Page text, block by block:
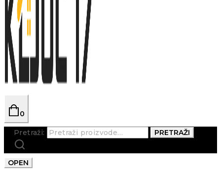
0
Pretraži: PRETRAŽI
OPEN